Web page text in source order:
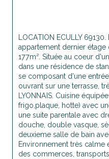
LOCATION ECULLY 69130.
appartement dernier étage
177m². Située au coeur
dans une résidence de
se composant d'une
ouvrant sur une terrasse,
LYONNAIS. Cuisine
frigo,plaque, hotte) avec
une suite parentale avec
douche, double vasque,
deuxieme salle de bain
Environnement très calme
des commerces,